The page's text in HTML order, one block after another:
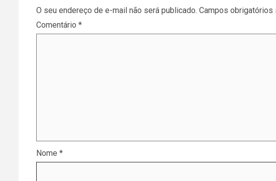
O seu endereço de e-mail não será publicado. Campos obrigatórios
Comentário *
Nome *